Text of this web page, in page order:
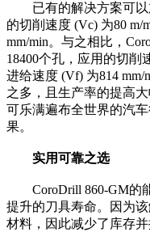
已有的解决方案可以
的切削速度 (Vc) 为80 m/
mm/min。与之相比，
18400个孔，应用的切削
进给速度 (Vf) 为814
之多，且生产率的提高
可乐满遍布全世界的汽
果。
实用可靠之选
CoroDrill 860-GM的
提升的刀具寿命。因为
材料，因此减少了库存